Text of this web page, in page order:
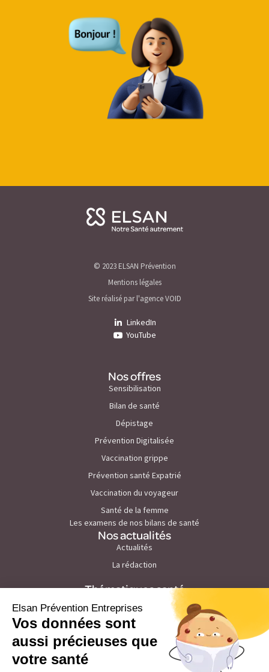
© 2023 ELSAN Prévention
Mentions légales
Site réalisé par l'agence VOID
LinkedIn
YouTube
Nos offres
Sensibilisation
Bilan de santé
Dépistage
Prévention Digitalisée
Vaccination grippe
Prévention santé Expatrié
Vaccination du voyageur
Santé de la femme
Les examens de nos bilans de santé
Nos actualités
Actualités
La rédaction
Thématiques santé
Prévention du cancer de la peau
Prévention du stress et burn out
Prévention des maladies cardiovasculaires
Prévention du troubles du sommeil